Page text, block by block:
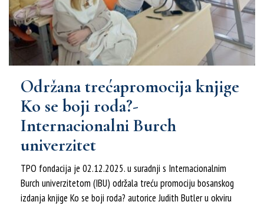
Održana trećapromocija knjige
Ko se boji roda?-
Internacionalni Burch
univerzitet
TPO fondacija je 02.12.2025. u suradnji s Internacionalnim
Burch univerzitetom (IBU) održala treću promociju bosanskog
izdanja knjige Ko se boji roda? autorice Judith Butler u okviru